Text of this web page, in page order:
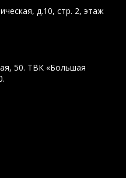
д.10, стр. 2, этаж
50. ТВК «Большая